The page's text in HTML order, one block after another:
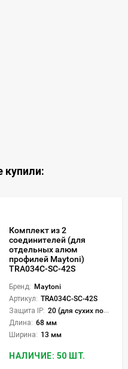
Комплект из 2
соединителей (для
отдельных алюм
профилей Maytoni)
TRA034C-SC-42S
Бренд: Maytoni
Артикул: TRA034C-SC-42S
Защита IP: 20 (для сухих пом.)
Длина: 68 мм
Ширина: 13 мм
НАЛИЧИЕ: 50 ШТ.